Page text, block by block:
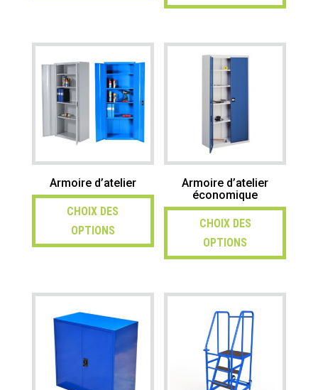
Armoire d’atelier
CHOIX DES
OPTIONS
Armoire d’atelier
économique
CHOIX DES
OPTIONS